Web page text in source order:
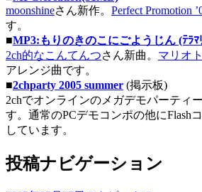
moonshineさん新作。 Perfect Promotion
す。
■MP3:もりのきのこにごようじん (ﾃﾗﾏ
2ch的なこんてんつさん新曲。 マリオ
アレンジ曲です。
■2chparty 2005 summer (掲示板)
2chでオンラインのメガデモパーティ
す。通常のPCデモコンポの他にFlash
しています。
投稿ナビゲーション